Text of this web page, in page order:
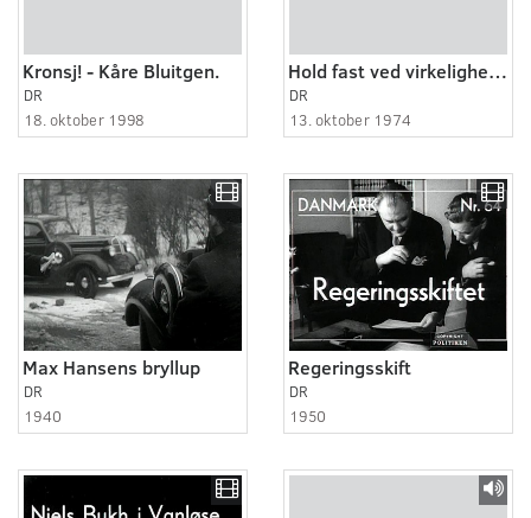
Kronsj! - Kåre Bluitgen.
DR
18. oktober 1998
Hold fast ved virkeligheden
DR
13. oktober 1974
Max Hansens bryllup
DR
1940
Regeringsskift
DR
1950